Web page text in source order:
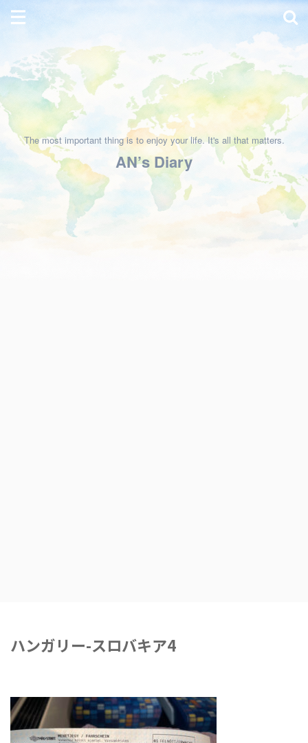
The most important thing is to enjoy your life. It's all that matters.
AN’s Diary
ハンガリー-スロバキア4